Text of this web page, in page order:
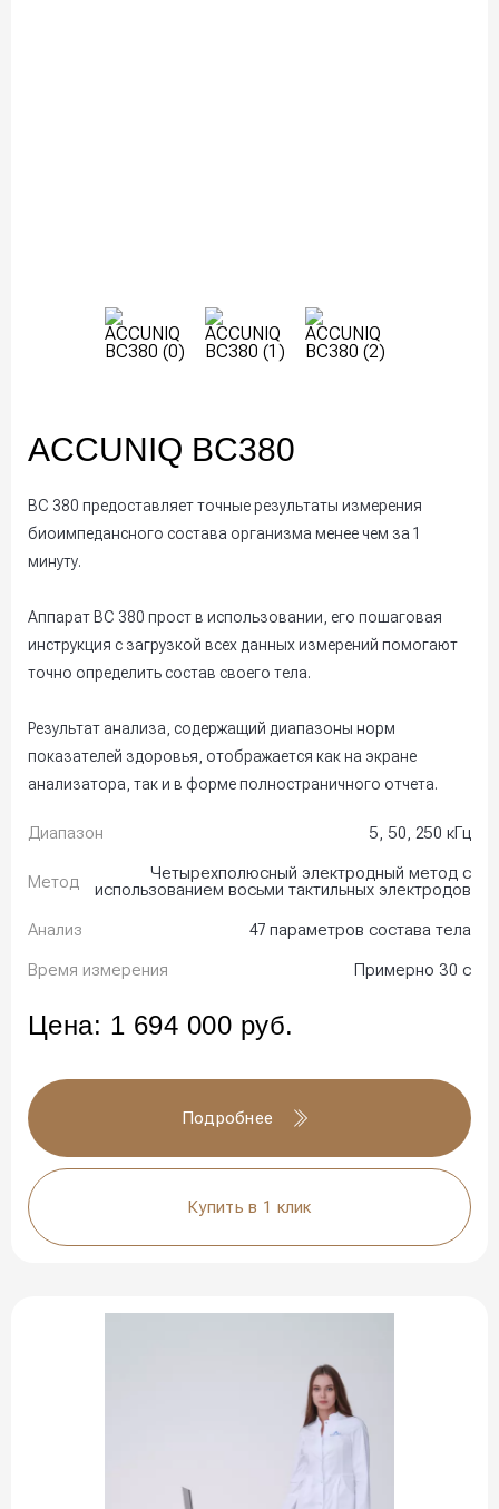
ACCUNIQ BC380
BC 380 предоставляет точные результаты измерения
биоимпедансного состава организма менее чем за 1
минуту.
Аппарат BC 380 прост в использовании, его пошаговая
инструкция с загрузкой всех данных измерений помогают
точно определить состав своего тела.
Результат анализа, содержащий диапазоны норм
показателей здоровья, отображается как на экране
анализатора, так и в форме полностраничного отчета.
Диапазон 5, 50, 250 кГц
Метод
Четырехполюсный электродный метод с
использованием восьми тактильных электродов
Анализ
47 параметров состава тела
Время измерения
Примерно 30 с
Цена: 1 694 000 руб.
Подробнее
Купить в 1 клик